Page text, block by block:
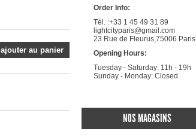
ajouter au panier
Order Info:
Tél. :+33 1 45 49 31 89
lightcityparis@gmail.com
23 Rue de Fleurus,75006 Paris
Opening Hours:
Tuesday - Saturday: 11h - 19h
Sunday - Monday: Closed
NOS MAGASINS